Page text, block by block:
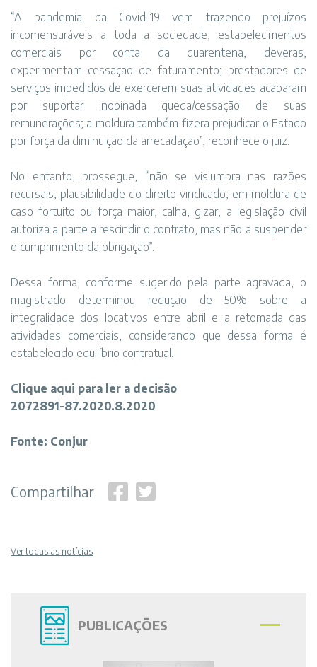
“A pandemia da Covid-19 vem trazendo prejuízos
incomensuráveis a toda a sociedade; estabelecimentos
comerciais por conta da quarentena, deveras,
experimentam cessação de faturamento; prestadores de
serviços impedidos de exercerem suas atividades acabaram
por suportar inopinada queda/cessação de suas
remunerações; a moldura também fizera prejudicar o Estado
por força da diminuição da arrecadação”, reconhece o juiz.
No entanto, prossegue, “não se vislumbra nas razões
recursais, plausibilidade do direito vindicado; em moldura de
caso fortuito ou força maior, calha, gizar, a legislação civil
autoriza a parte a rescindir o contrato, mas não a suspender
o cumprimento da obrigação”.
Dessa forma, conforme sugerido pela parte agravada, o
magistrado determinou redução de 50% sobre a
integralidade dos locativos entre abril e a retomada das
atividades comerciais, considerando que dessa forma é
estabelecido equilíbrio contratual.
Clique aqui para ler a decisão
2072891-87.2020.8.2020
Fonte: Conjur
Compartilhar
Ver todas as notícias
PUBLICAÇÕES